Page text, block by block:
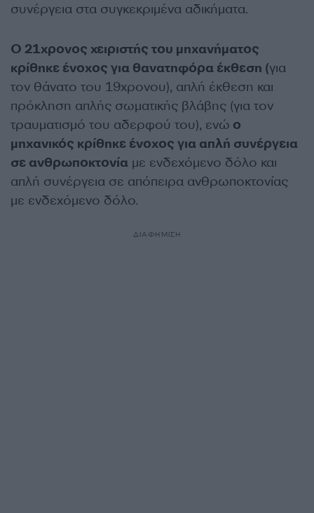
συνέργεια στα συγκεκριμένα αδικήματα.
Ο 21χρονος χειριστής του μηχανήματος
κρίθηκε ένοχος για θανατηφόρα έκθεση (για
τον θάνατο του 19χρονου), απλή έκθεση και
πρόκληση απλής σωματικής βλάβης (για τον
τραυματισμό του αδερφού του), ενώ ο
μηχανικός κρίθηκε ένοχος για απλή συνέργεια
σε ανθρωποκτονία με ενδεχόμενο δόλο και
απλή συνέργεια σε απόπειρα ανθρωποκτονίας
με ενδεχόμενο δόλο.
ΔΙΑΦΗΜΙΣΗ